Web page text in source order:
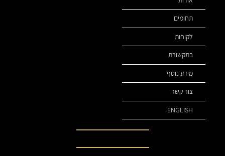
תחומים
לקוחות
בתקשורת
מידע נוסף
צור קשר
ENGLISH